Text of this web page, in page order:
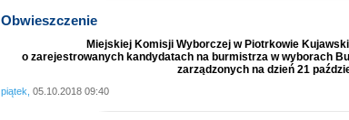
Obwieszczenie
Miejskiej Komisji Wyborczej w Piotrkowie
o zarejestrowanych kandydatach na burmistrza w wyborach
zarządzonych na dzień 21
piątek, 05.10.2018 09:40